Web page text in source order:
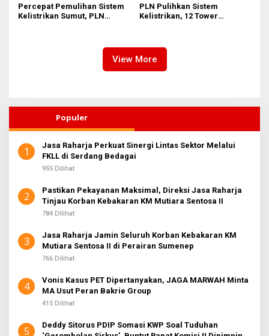
Percepat Pemulihan Sistem
Kelistrikan Sumut, PLN
PLN Pulihkan Sistem
Kelistrikan, 12 Tower
View More
Populer
1
Jasa Raharja Perkuat Sinergi Lintas Sektor Melalui
FKLL di Serdang Bedagai
955 Dilihat
2
Pastikan Pekayanan Maksimal, Direksi Jasa Raharja
Tinjau Korban Kebakaran KM Mutiara Sentosa II
784 Dilihat
3
Jasa Raharja Jamin Seluruh Korban Kebakaran KM
Mutiara Sentosa II di Perairan Sumenep
766 Dilihat
4
Vonis Kasus PET Dipertanyakan, JAGA MARWAH Minta
MA Usut Peran Bakrie Group
415 Dilihat
5
Deddy Sitorus PDIP Somasi KWP Soal Tuduhan